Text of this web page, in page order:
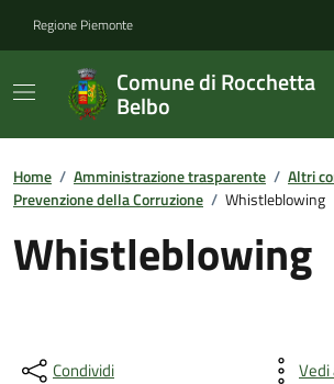
Regione Piemonte
Comune di Rocchetta
Belbo
Home / Amministrazione trasparente / Altri
Prevenzione della Corruzione / Whistleblowing
Whistleblowing
Condividi